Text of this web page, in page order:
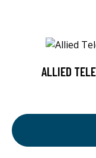
ALLIED